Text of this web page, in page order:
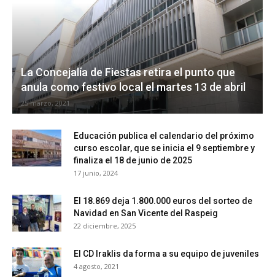
La Concejalía de Fiestas retira el punto que
anula como festivo local el martes 13 de abril
25 marzo, 2021
Educación publica el calendario del próximo
curso escolar, que se inicia el 9 septiembre y
finaliza el 18 de junio de 2025
17 junio, 2024
El 18.869 deja 1.800.000 euros del sorteo de
Navidad en San Vicente del Raspeig
22 diciembre, 2025
El CD Iraklis da forma a su equipo de juveniles
4 agosto, 2021